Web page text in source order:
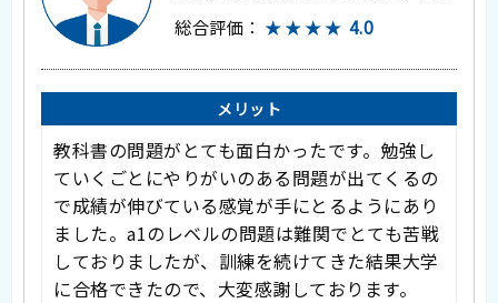
総合評価： ★★★★ 4.0
メリット
教科書の問題がとても面白かったです。勉強し
ていくごとにやりがいのある問題が出てくるの
で成績が伸びている感覚が手にとるようにあり
ました。a1のレベルの問題は難関でとても苦戦
しておりましたが、訓練を続けてきた結果大学
に合格できたので、大変感謝しております。